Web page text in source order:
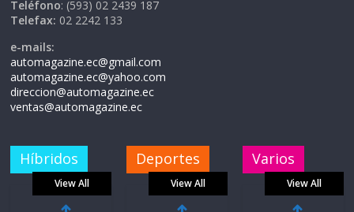
Teléfono: (593) 02 2439 187
Telefax: 02 2242 133
e-mails:
automagazine.ec@gmail.com
automagazine.ec@yahoo.com
direccion@automagazine.ec
ventas@automagazine.ec
Híbridos
View All
Deportes
View All
Varios
View All